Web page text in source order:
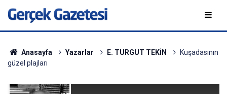
Anasayfa Yazarlar E. TURGUT TEKİN
Kuşadasının
güzel plajları